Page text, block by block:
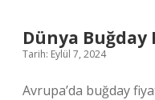
Dünya Buğday
Tarih: Eylül 7, 2024
Avrupa’da buğday